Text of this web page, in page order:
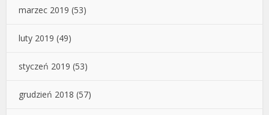
marzec 2019 (53)
luty 2019 (49)
styczeń 2019 (53)
grudzień 2018 (57)